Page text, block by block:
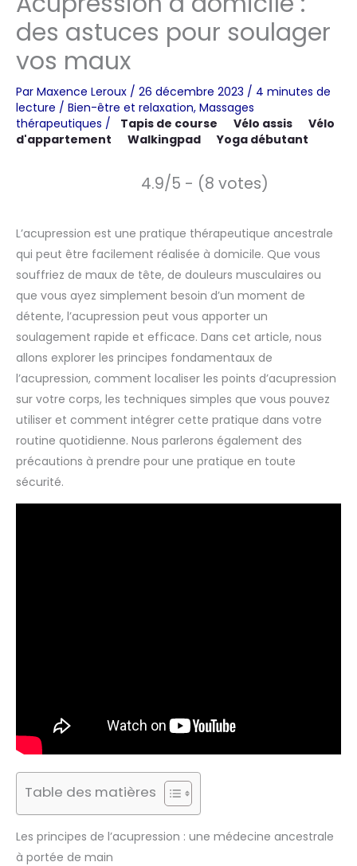
des astuces pour soulager
vos maux
Par Maxence Leroux / 26 décembre 2023 / 4 minutes de
lecture / Bien-être et relaxation, Massages
thérapeutiques / Tapis de course Vélo assis
Vélo
d'appartement
Walkingpad Yoga débutant
4.9/5 - (8 votes)
L’acupression est une pratique thérapeutique ancestrale
qui peut être facilement réalisée à domicile. Que vous
souffriez de maux de tête, de douleurs musculaires ou
que vous ayez simplement besoin d’un moment de
détente, l’acupression peut vous apporter un
soulagement rapide et efficace. Dans cet article, nous
allons explorer les principes fondamentaux de
l’acupression, comment localiser les points d’acupression
sur votre corps, les techniques simples que vous pouvez
utiliser et comment intégrer cette pratique dans votre
routine quotidienne. Nous parlerons également des
précautions à prendre pour une pratique en toute
sécurité.
Table des matières
Les principes de l’acupression : une médecine ancestrale
à portée de main